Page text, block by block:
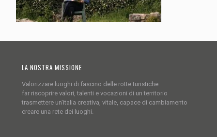
LA NOSTRA MISSIONE
Valorizzare luoghi di fascino delle rotte turistiche
far riscoprire valori, talenti e vocazioni di un territorio
trasmettere un'italia creativa, vitale, capace di cambiamento
creare una rete dei luoghi.